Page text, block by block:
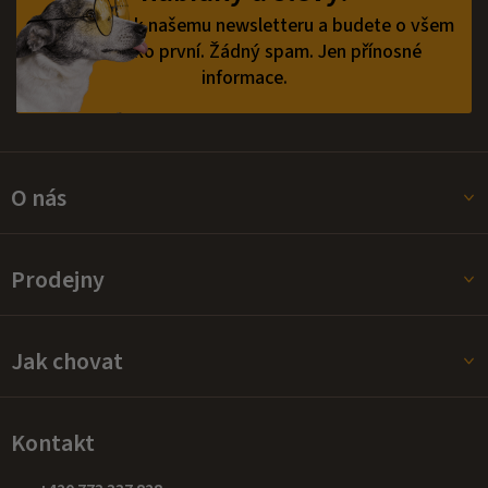
v
ý
p
i
Přihlaste se k našemu newsletteru a budete o všem
vědět jako první. Žádný spam. Jen přínosné
informace.
O nás
Prodejny
Jak chovat
Kontakt